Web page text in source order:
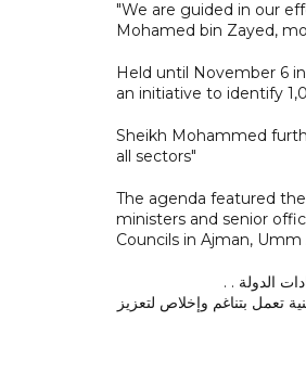
"We are guided in our
Mohamed bin Zayed,
Held until November 6
an initiative to identify
Sheikh Mohammed
all sectors"
The agenda featured
ministers and senior
Councils in Ajman,
الدولة . .
تعمل بتناغم وإخلاص لتعزيز